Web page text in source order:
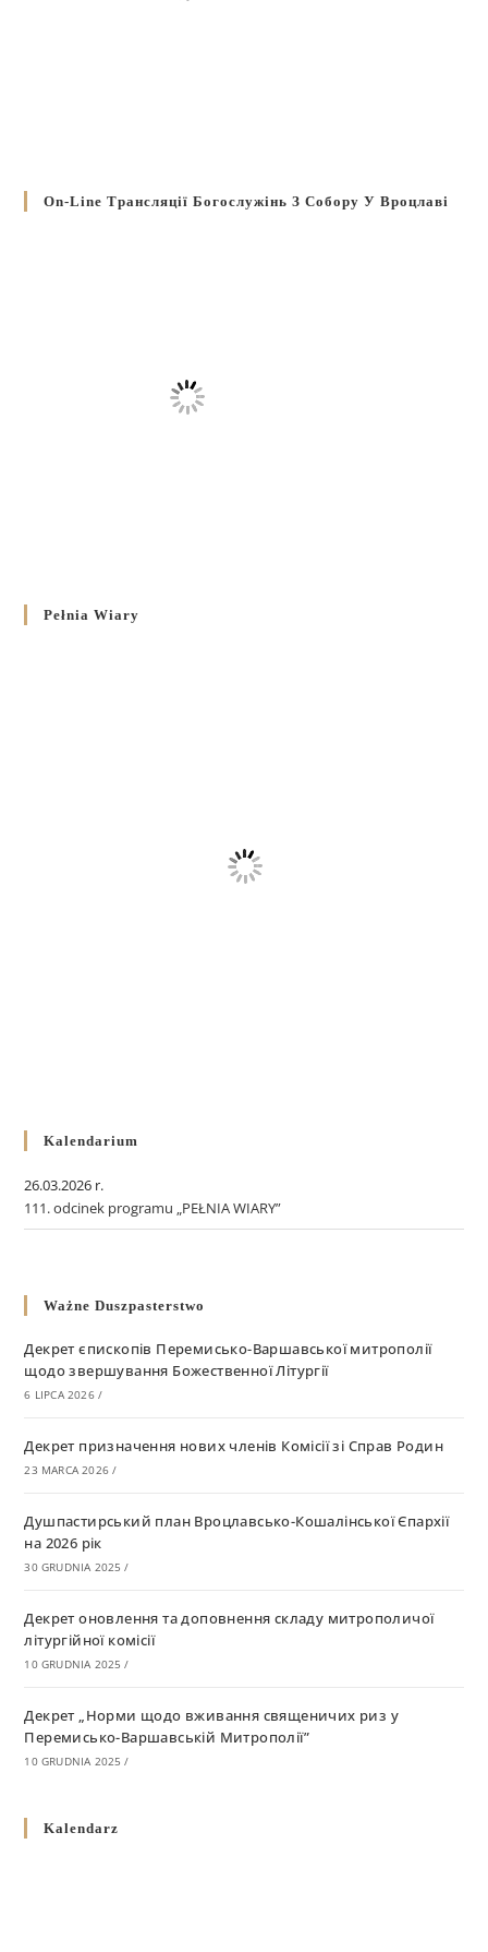
On-Line Трансляції Богослужінь З Собору У Вроцлаві
Pełnia Wiary
Kalendarium
26.03.2026 r.
111. odcinek programu „PEŁNIA WIARY”
Ważne Duszpasterstwo
Декрет єпископів Перемисько-Варшавської митрополії
щодо звершування Божественної Літургії
6 LIPCA 2026 /
Декрет призначення нових членів Комісії зі Справ Родин
23 MARCA 2026 /
Душпастирський план Вроцлавсько-Кошалінської Єпархії
на 2026 рік
30 GRUDNIA 2025 /
Декрет оновлення та доповнення складу митрополичої
літургійної комісії
10 GRUDNIA 2025 /
Декрет „Норми щодо вживання священичих риз у
Перемисько-Варшавській Митрополії”
10 GRUDNIA 2025 /
григоріанським календарем
Kalendarz